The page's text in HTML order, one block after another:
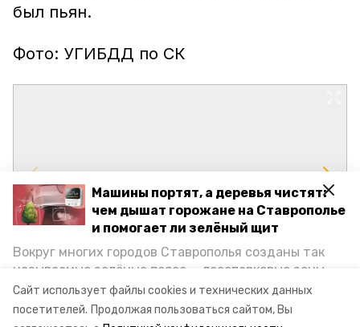
Сайт использует файлы cookies и технических данных
посетителей. Продолжая пользоваться сайтом, Вы
Машины портят, а деревья чистят:
чем дышат горожане на Ставрополье
и помогает ли зелёный щит
Вокруг многих городов Ставрополья созданы так
называемые зелёные пояса — лесопарковые зоны,
снижающие негативное воздействие выхлопных
газов на атмосферу. Справляются ли они с
постоянно растущим потоком автотранспорта и
был пьян.
Фото: УГИБДД по СК